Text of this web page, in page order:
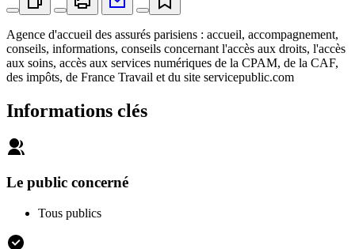
Agence d'accueil des assurés parisiens : accueil, accompagnement,
conseils, informations, conseils concernant l'accès aux droits, l'accès
aux soins, accès aux services numériques de la CPAM, de la CAF,
des impôts, de France Travail et du site servicepublic.com
Informations clés
Le public concerné
Tous publics